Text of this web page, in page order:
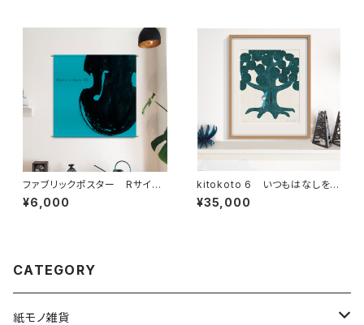
ファブリックポスター Rサイ
ズ Music colors life ”チェ
ロ” （730×730mm）
¥6,000
kitokoto 6 いつもはなしをし
てくれる
¥35,000
CATEGORY
紙モノ雑貨